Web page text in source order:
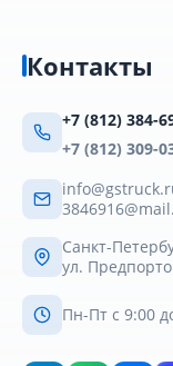
Контакты
+7 (812) 384-
+7 (812) 309-
Санкт-
ул.
Пн-Пт с 9:00